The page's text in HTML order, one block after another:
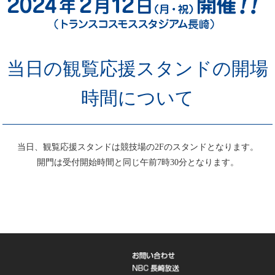
当日の観覧応援スタンドの開場
時間について
当日、観覧応援スタンドは競技場の2Fのスタンドとなります。
開門は受付開始時間と同じ午前7時30分となります。